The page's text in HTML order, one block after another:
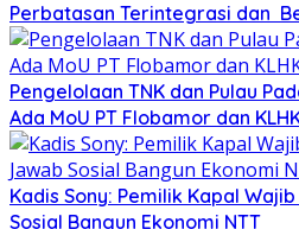
Perbatasan Terintegrasi dan
Pengelolaan TNK dan Pulau
Ada MoU PT Flobamor dan
Kadis Sony: Pemilik Kapal
Sosial Bangun Ekonomi NTT